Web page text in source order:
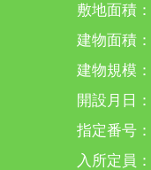
敷地面積
建物面積
建物規模
開設月日
指定番号
入所定員